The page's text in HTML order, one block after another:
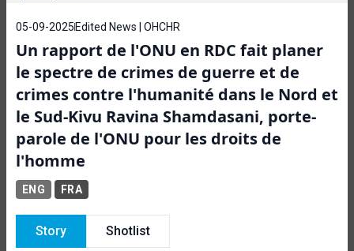
05-09-2025 Edited News | OHCHR
Un rapport de l'ONU en RDC fait planer
le spectre de crimes de guerre et de
crimes contre l'humanité dans le Nord et
le Sud-Kivu Ravina Shamdasani, porte-
parole de l'ONU pour les droits de
l'homme
ENG FRA
Story Shotlist